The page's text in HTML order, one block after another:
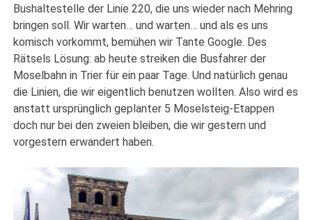
Bushaltestelle der Linie 220, die uns wieder nach Mehring
bringen soll. Wir warten… und warten… und als es uns
komisch vorkommt, bemühen wir Tante Google. Des
Rätsels Lösung: ab heute streiken die Busfahrer der
Moselbahn in Trier für ein paar Tage. Und natürlich genau
die Linien, die wir eigentlich benutzen wollten. Also wird es
anstatt ursprünglich geplanter 5 Moselsteig-Etappen
doch nur bei den zweien bleiben, die wir gestern und
vorgestern erwandert haben.